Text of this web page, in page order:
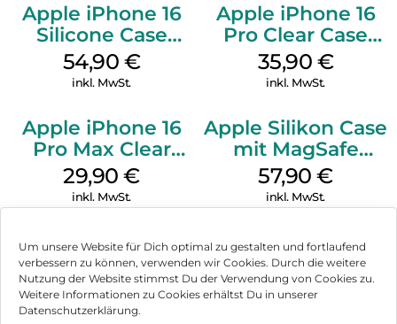
Um unsere Website für Dich optimal zu gestalten und fortlaufend
verbessern zu können, verwenden wir Cookies. Durch die weitere
Nutzung der Website stimmst Du der Verwendung von Cookies zu.
Weitere Informationen zu Cookies erhältst Du in unserer
Datenschutzerklärung.
Apple iPhone 16
Silicone Case
MagSafe Black
54,90 €
inkl. MwSt.
Apple iPhone 16
Pro Clear Case
MagSafe
Transparent
35,90 €
inkl. MwSt.
Apple iPhone 16
Pro Max Clear
Case MagSafe
Transparent
29,90€
inkl. MwSt.
Apple Silikon Case
mit MagSafe
iPhone 14 Pro
(PRODUCT)RED
57,90€
inkl. MwSt.
Impressum